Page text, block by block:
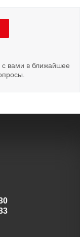
вами в ближайшее